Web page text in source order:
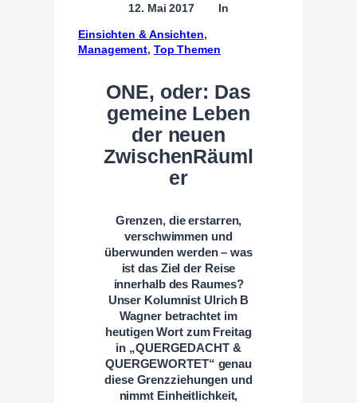
12. Mai 2017 In
Einsichten & Ansichten
Management, Top Themen
ONE, oder: Das
gemeine Leben
der neuen
ZwischenRäuml
er
Grenzen, die erstarren,
verschwimmen und
überwunden werden – was
ist das Ziel der Reise
innerhalb des Raumes?
Unser Kolumnist Ulrich B
Wagner betrachtet im
heutigen Wort zum Freitag
in „QUERGEDACHT &
QUERGEWORTET“ genau
diese Grenzziehungen und
nimmt Einheitlichkeit,